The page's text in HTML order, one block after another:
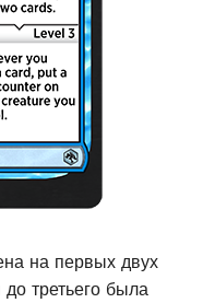
на первых двух
третьего была